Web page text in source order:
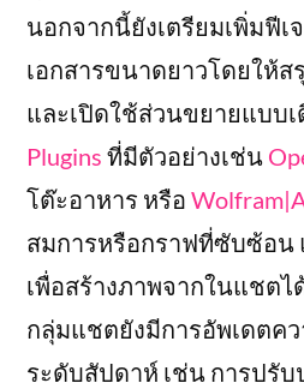
นอกจากนี้ยังเตรียมเพิ่มฟีเ
เอกสารขนาดยาวโดยให้
และเปิดใช้ส่วนขยายแบบ
Plugins ที่มีตัวอย่างเช่น
โต๊ะอาหาร หรือ
สมการหรือกราฟที่ซับซ้อน
เพื่อสร้างภาพจากในแชตไ
กลุ่มแชตยังมีการอัพเดตค
ระดับสัปดาห์ เช่น การปรั